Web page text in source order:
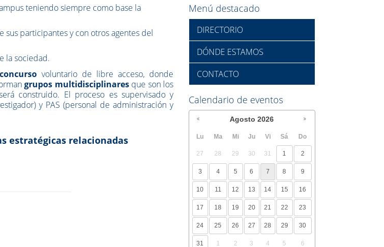
teniendo siempre como base la
participantes y con otros agentes del
la sociedad.
concurso voluntario de libre acceso, donde
grupos multidisciplinaresque son los
construido. El proceso es supervisado y
y PAS (personal de administración y
estratégicas relacionadas
Menú destacado
DIRECTORIO
DÓNDE ESTAMOS
CONTACTO
Calendario de eventos
Agosto 2026
Lu Ma Mi Ju Vi Sá Do
27 28 29 30 31 1 2
3 4 5 6 7 8 9
10 11 12 13 14 15 16
17 18 19 20 21 22 23
24 25 26 27 28 29 30
31 1 2 3 4 5 6